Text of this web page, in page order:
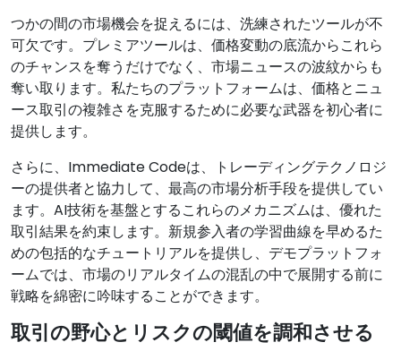
つかの間の市場機会を捉えるには、洗練されたツールが不
可欠です。プレミアツールは、価格変動の底流からこれら
のチャンスを奪うだけでなく、市場ニュースの波紋からも
奪い取ります。私たちのプラットフォームは、価格とニュ
ース取引の複雑さを克服するために必要な武器を初心者に
提供します。
さらに、Immediate Codeは、トレーディングテクノロジ
ーの提供者と協力して、最高の市場分析手段を提供してい
ます。AI技術を基盤とするこれらのメカニズムは、優れた
取引結果を約束します。新規参入者の学習曲線を早めるた
めの包括的なチュートリアルを提供し、デモプラットフォ
ームでは、市場のリアルタイムの混乱の中で展開する前に
戦略を綿密に吟味することができます。
取引の野心とリスクの閾値を調和させる